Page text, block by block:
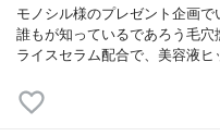
モノシル様のプレゼント企画
誰もが知っているであろう毛
ライスセラム配合で、美容液